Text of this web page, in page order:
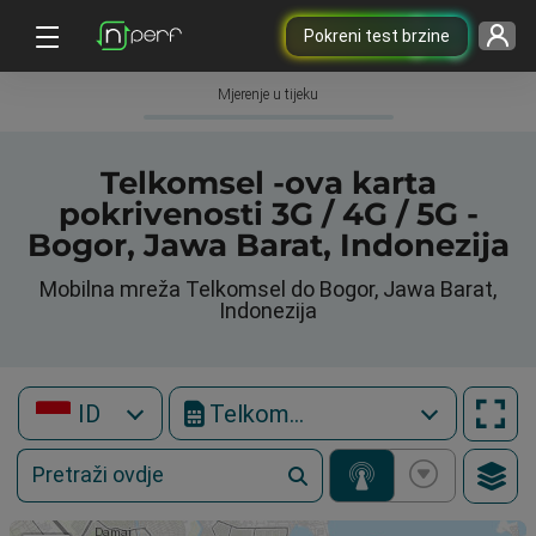
Pokreni test brzine
Mjerenje u tijeku
Telkomsel -ova karta
pokrivenosti 3G / 4G / 5G -
Bogor, Jawa Barat, Indonezija
Mobilna mreža Telkomsel do Bogor, Jawa Barat,
Indonezija
ID Telkomsel